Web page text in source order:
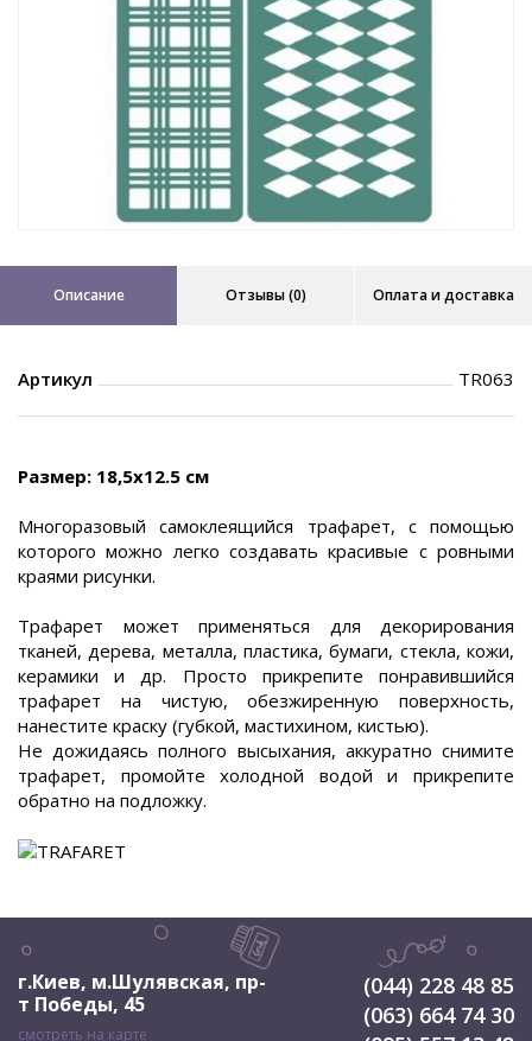
Описание Отзывы (0) Оплата и доставка
Артикул TR063
Размер: 18,5х12.5 см
Многоразовый самоклеящийся трафарет, с помощью
которого можно легко создавать красивые с ровными
краями рисунки.
Трафарет может применяться для декорирования
тканей, дерева, металла, пластика, бумаги, стекла, кожи,
керамики и др. Просто прикрепите понравившийся
трафарет на чистую, обезжиренную поверхность,
нанестите краску (губкой, мастихином, кистью).
Не дожидаясь полного высыхания, аккуратно снимите
трафарет, промойте холодной водой и прикрепите
обратно на подложку.
г.Киев, м.Шулявская, пр-
т Победы, 45
смотреть на карте
(044) 228 48 85
(063) 664 74 30